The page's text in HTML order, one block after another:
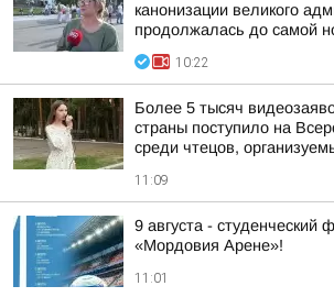
канонизации великого
продолжалась до самой
10:22
Более 5 тысяч
страны поступило на
среди чтецов,
11:09
9 августа - студенческий
«Мордовия Арене»!
11:01